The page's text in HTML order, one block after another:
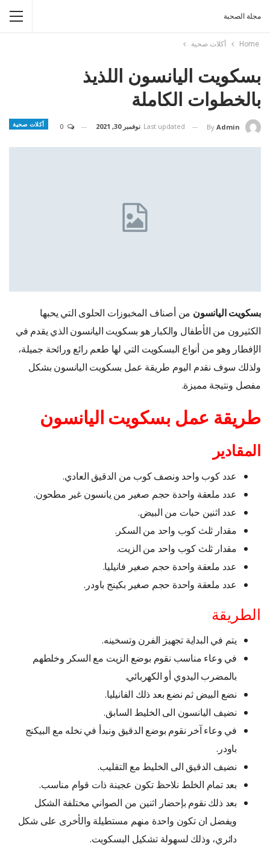
مجلة الصحبة
Home أكلات صحية
بسكويت اليانسون اللذيذ
بالخطوات الكاملة
أكلات صحية By Admin
Last updated نوفمبر 30, 2021
بسكويت اليانسون من أصناف المخبوزات الحلوى التي يحبها
الكثيرون من الأطفال والكبار هو بسكويت اليانسون الذي يقدم في
الإفطار وهو من أنواع البسكويت التي لها طعم رائع ورائحة جميلة،
ولذلك سوف نقدم اليوم طريقة عمل بسكويت اليانسون بشكل
مفصل ونتيجة مميزة.
طريقة عمل بسكويت اليانسون
المقادير
عدد كوب واحد ونصف كوب من الدقيق العادي.
عدد ملعقة واحدة حجم صغير من يانسون غير مطحون.
عدد اثنين حبات من البيض.
مقدار ثلث كوب واحد من السكر.
مقدار ثلث كوب واحد من الزيت.
عدد ملعقة واحدة حجم صغير فانيليا.
عدد ملعقة واحدة حجم صغير بكينج باودر.
الطريقة
يتم في البداية تجهيز الفرن وتسخينه.
في وعاء مناسب نقوم بوضع الزيت مع السكر وخلطهم
بالمضرب اليدوي أو الكهربائي.
نضع البيض ثم نضع بعد ذلك الفانيليا.
نضيف اليانسون الى الخليط السابق.
في وعاء آخر نقوم بوضع الدقيق ونبدأ في نخله مع البيكنج
باودر.
نضيف الدقيق الى الخليط مع التقليب.
بعد تمام الخلط نلاحظ تكون عجينة ذات قوام مناسب.
بعد ذلك نقوم بإحضار اثنين من الصواني مختلفة الشكل
ويفضل ان تكون واحدة منهم مستطيلة والأخرى على شكل
دائري، وذلك لسهولة تشكيل البسكويت.